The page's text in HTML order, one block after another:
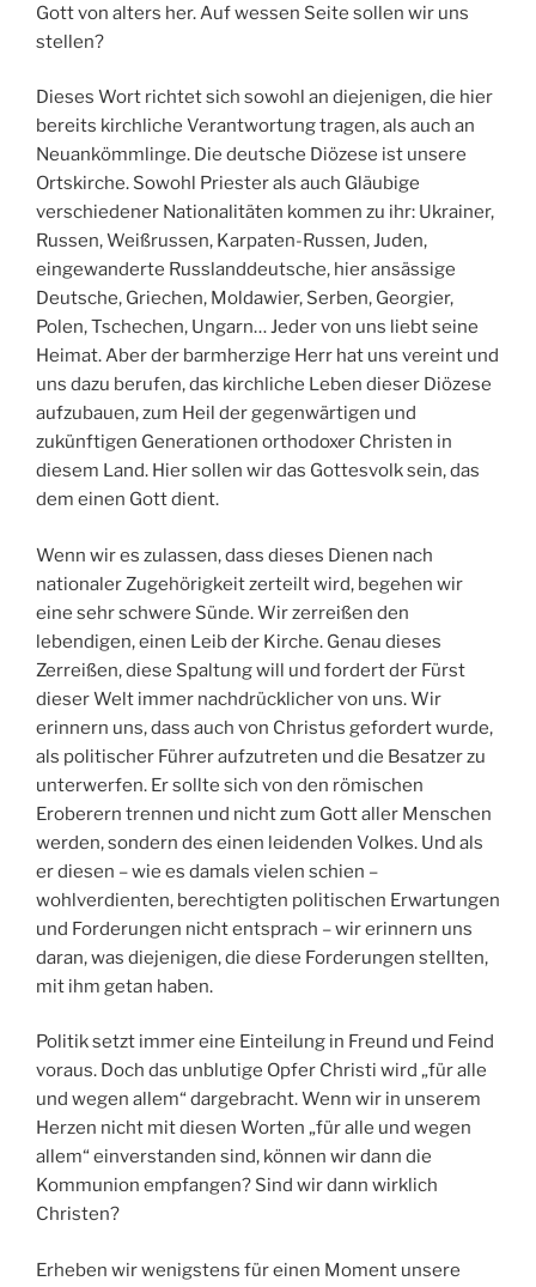
Gott von alters her. Auf wessen Seite sollen wir uns
stellen?
Dieses Wort richtet sich sowohl an diejenigen, die hier
bereits kirchliche Verantwortung tragen, als auch an
Neuankömmlinge. Die deutsche Diözese ist unsere
Ortskirche. Sowohl Priester als auch Gläubige
verschiedener Nationalitäten kommen zu ihr: Ukrainer,
Russen, Weißrussen, Karpaten-Russen, Juden,
eingewanderte Russlanddeutsche, hier ansässige
Deutsche, Griechen, Moldawier, Serben, Georgier,
Polen, Tschechen, Ungarn… Jeder von uns liebt seine
Heimat. Aber der barmherzige Herr hat uns vereint und
uns dazu berufen, das kirchliche Leben dieser Diözese
aufzubauen, zum Heil der gegenwärtigen und
zukünftigen Generationen orthodoxer Christen in
diesem Land. Hier sollen wir das Gottesvolk sein, das
dem einen Gott dient.
Wenn wir es zulassen, dass dieses Dienen nach
nationaler Zugehörigkeit zerteilt wird, begehen wir
eine sehr schwere Sünde. Wir zerreißen den
lebendigen, einen Leib der Kirche. Genau dieses
Zerreißen, diese Spaltung will und fordert der Fürst
dieser Welt immer nachdrücklicher von uns. Wir
erinnern uns, dass auch von Christus gefordert wurde,
als politischer Führer aufzutreten und die Besatzer zu
unterwerfen. Er sollte sich von den römischen
Eroberern trennen und nicht zum Gott aller Menschen
werden, sondern des einen leidenden Volkes. Und als
er diesen – wie es damals vielen schien –
wohlverdienten, berechtigten politischen Erwartungen
und Forderungen nicht entsprach – wir erinnern uns
daran, was diejenigen, die diese Forderungen stellten,
mit ihm getan haben.
Politik setzt immer eine Einteilung in Freund und Feind
voraus. Doch das unblutige Opfer Christi wird „für alle
und wegen allem“ dargebracht. Wenn wir in unserem
Herzen nicht mit diesen Worten „für alle und wegen
allem“ einverstanden sind, können wir dann die
Kommunion empfangen? Sind wir dann wirklich
Christen?
Erheben wir wenigstens für einen Moment unsere